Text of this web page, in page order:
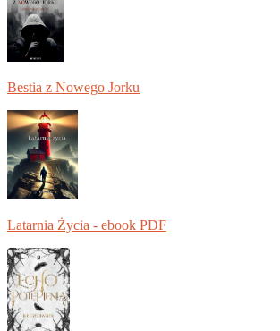
Bestia z Nowego Jorku
Latarnia Życia - ebook PDF